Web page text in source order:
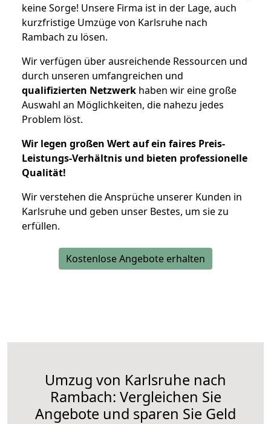
keine Sorge! Unsere Firma ist in der Lage, auch
kurzfristige Umzüge von Karlsruhe nach
Rambach zu lösen.
Wir verfügen über ausreichende Ressourcen und
durch unseren umfangreichen und
qualifizierten Netzwerk haben wir eine große
Auswahl an Möglichkeiten, die nahezu jedes
Problem löst.
Wir legen großen Wert auf ein faires Preis-
Leistungs-Verhältnis und bieten professionelle
Qualität!
Wir verstehen die Ansprüche unserer Kunden in
Karlsruhe und geben unser Bestes, um sie zu
erfüllen.
Kostenlose Angebote erhalten
Umzug von Karlsruhe nach
Rambach: Vergleichen Sie
Angebote und sparen Sie Geld